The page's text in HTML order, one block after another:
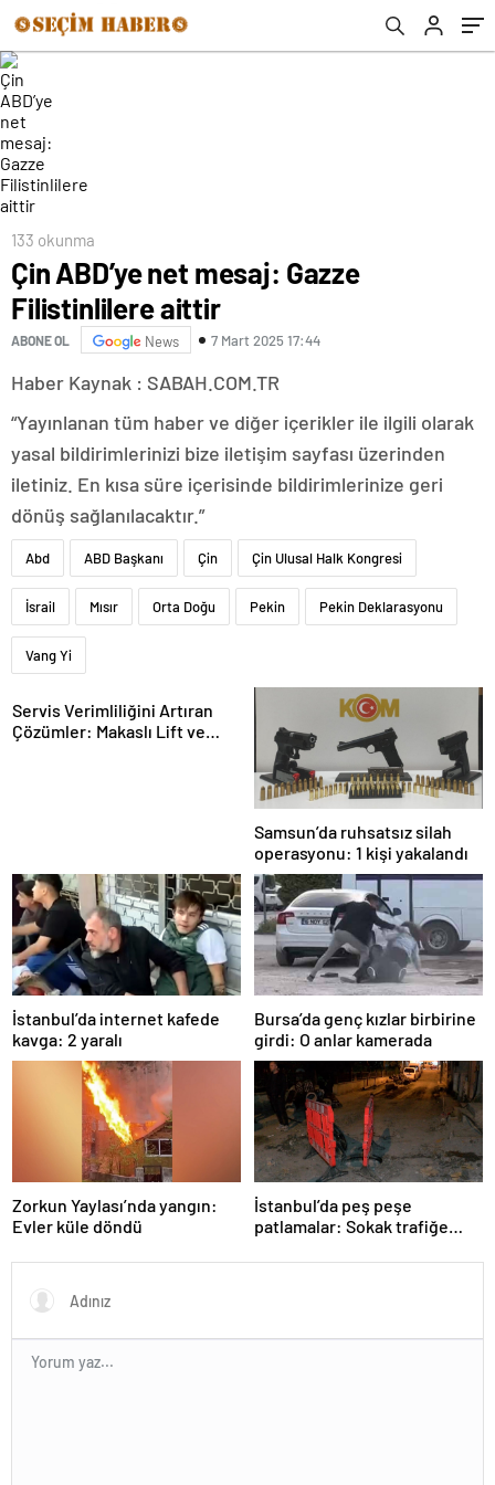
133 okunma
Çin ABD’ye net mesaj: Gazze
Filistinlilere aittir
ABONE OL News 7 Mart 2025 17:44
Haber Kaynak : SABAH.COM.TR
“Yayınlanan tüm haber ve diğer içerikler ile ilgili olarak
yasal bildirimlerinizi bize iletişim sayfası üzerinden
iletiniz. En kısa süre içerisinde bildirimlerinize geri
dönüş sağlanılacaktır.”
Abd ABD Başkanı Çin Çin Ulusal Halk Kongresi
İsrail Mısır Orta Doğu Pekin Pekin Deklarasyonu
Vang Yi
Servis Verimliliğini Artıran
Çözümler: Makaslı Lift ve
Samsun’da ruhsatsız silah
operasyonu: 1 kişi yakalandı
İstanbul’da internet kafede
kavga: 2 yaralı
Bursa’da genç kızlar birbirine
girdi: O anlar kamerada
Zorkun Yaylası’nda yangın:
Evler küle döndü
İstanbul’da peş peşe
patlamalar: Sokak trafiğe